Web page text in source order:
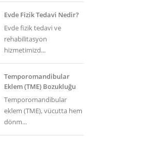
Evde Fizik Tedavi Nedir?
Evde fizik tedavi ve
rehabilitasyon
hizmetimizd...
Temporomandibular
Eklem (TME) Bozukluğu
Temporomandibular
eklem (TME), vücutta hem
dönm...